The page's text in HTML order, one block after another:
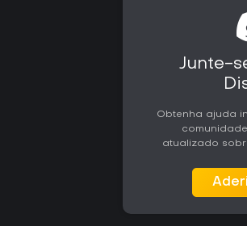
Junte-
Obtenha ajuda
atualizado